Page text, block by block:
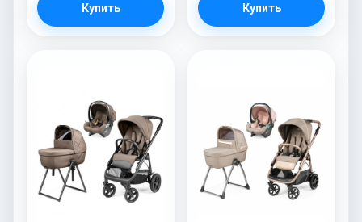
Купить Купить